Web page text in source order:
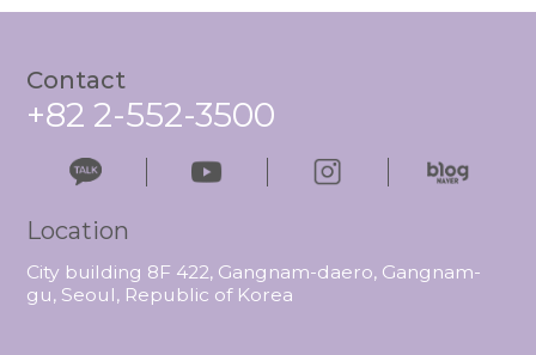
Contact
+82 2-552-3500
Location
City building 8F 422, Gangnam-daero, Gangnam-
gu, Seoul, Republic of Korea